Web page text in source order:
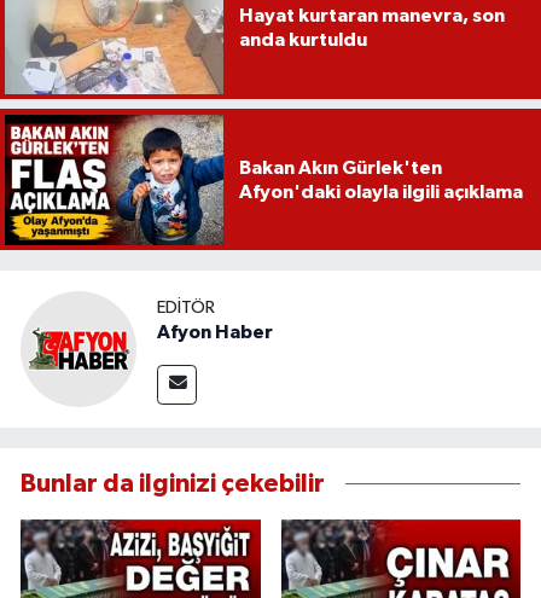
Hayat kurtaran manevra, son
anda kurtuldu
Bakan Akın Gürlek'ten
Afyon'daki olayla ilgili açıklama
EDITÖR
Afyon Haber
Bunlar da ilginizi çekebilir